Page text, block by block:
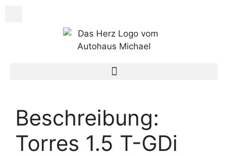
Beschreibung:
Torres 1.5 T-GDi